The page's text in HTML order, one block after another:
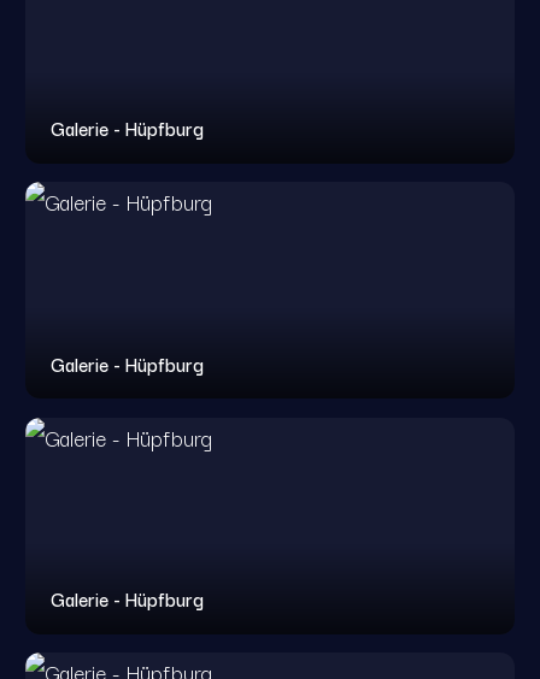
Galerie - Hüpfburg
Galerie - Hüpfburg
Galerie - Hüpfburg